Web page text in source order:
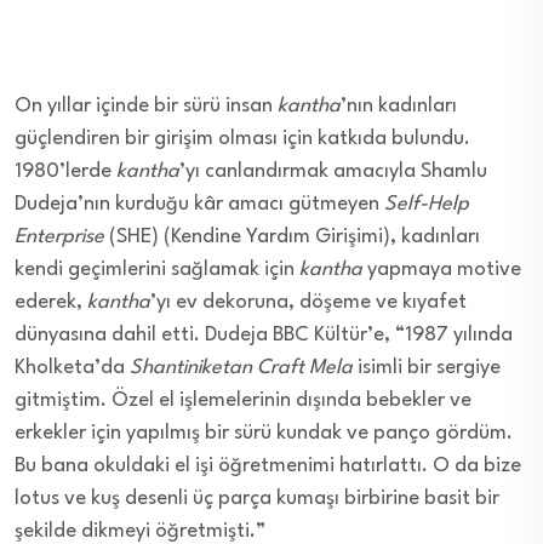
On yıllar içinde bir sürü insan kantha’nın kadınları
güçlendiren bir girişim olması için katkıda bulundu.
1980’lerde kantha’yı canlandırmak amacıyla Shamlu
Dudeja’nın kurduğu kâr amacı gütmeyen Self-Help
Enterprise (SHE) (Kendine Yardım Girişimi), kadınları
kendi geçimlerini sağlamak için kantha yapmaya motive
ederek, kantha’yı ev dekoruna, döşeme ve kıyafet
dünyasına dahil etti. Dudeja BBC Kültür’e, “1987 yılında
Kholketa’da Shantiniketan Craft Mela isimli bir sergiye
gitmiştim. Özel el işlemelerinin dışında bebekler ve
erkekler için yapılmış bir sürü kundak ve panço gördüm.
Bu bana okuldaki el işi öğretmenimi hatırlattı. O da bize
lotus ve kuş desenli üç parça kumaşı birbirine basit bir
şekilde dikmeyi öğretmişti.”